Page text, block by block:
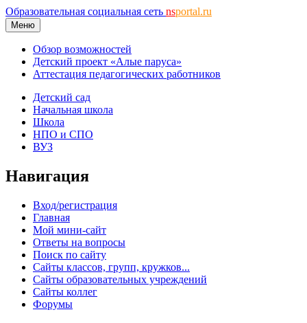
Образовательная социальная сеть nsportal.ru
Меню
Обзор возможностей
Детский проект «Алые паруса»
Аттестация педагогических работников
Детский сад
Начальная школа
Школа
НПО и СПО
ВУЗ
Навигация
Вход/регистрация
Главная
Мой мини-сайт
Ответы на вопросы
Поиск по сайту
Сайты классов, групп, кружков...
Сайты образовательных учреждений
Сайты коллег
Форумы